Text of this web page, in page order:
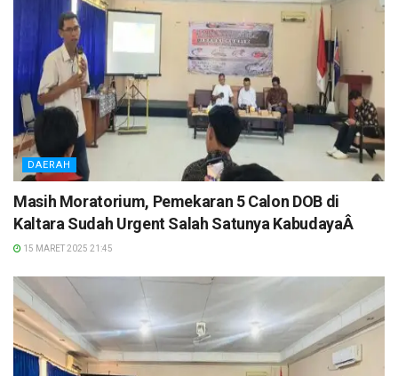
DAERAH
Masih Moratorium, Pemekaran 5 Calon DOB di
Kaltara Sudah Urgent Salah Satunya KabudayaÂ
15 MARET 2025 21:45